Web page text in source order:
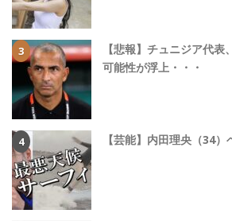
【悲報】チュニジア代
可能性が浮上・・・
【芸能】内田理央（34）